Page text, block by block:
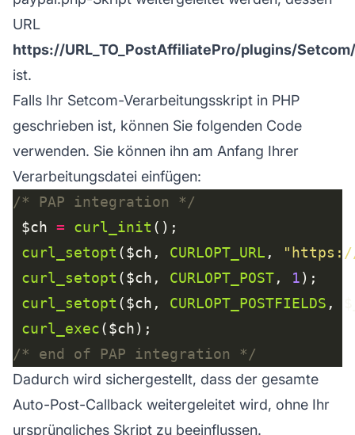
URL
https://URL_TO_PostAffiliatePro/plugins/
ist.
Falls Ihr Setcom-Verarbeitungsskript in PHP
geschrieben ist, können Sie folgenden Code
verwenden. Sie können ihn am Anfang Ihrer
Verarbeitungsdatei einfügen:
/* PAP integration */
$ch = curl_init
curl_setopt ($ch, CURLOPT_URL ,
"https://
curl_setopt ($ch, CURLOPT_POST, 1
curl_setopt ($ch, CURLOPT_POSTFIELDS
curl_exec
/* end of PAP integration */
Dadurch wird sichergestellt, dass der gesamte
Auto-Post-Callback weitergeleitet wird, ohne Ihr
ursprüngliches Skript zu beeinflussen.